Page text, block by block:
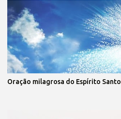
Oração milagrosa do Espírito Santo